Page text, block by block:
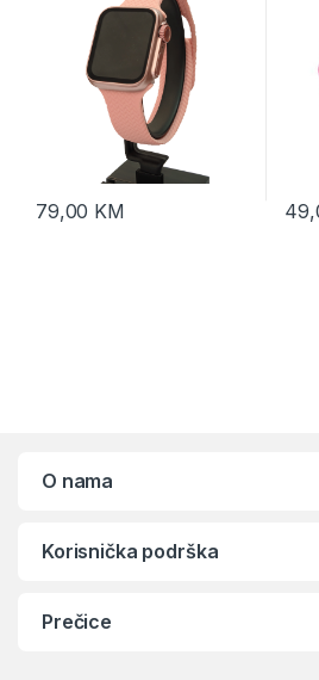
79,00 KM
O nama
Korisnička podrška
Prečice